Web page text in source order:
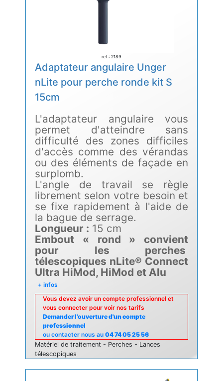
ref : 2189
Adaptateur angulaire Unger
nLite pour perche ronde kit S
15cm
L'adaptateur angulaire vous
permet d'atteindre sans
difficulté des zones difficiles
d'accès comme des vérandas
ou des éléments de façade en
surplomb.
L'angle de travail se règle
librement selon votre besoin et
se fixe rapidement à l'aide de
la bague de serrage.
Longueur : 15 cm
Embout « rond » convient
pour les perches
télescopiques nLite® Connect
Ultra HiMod, HiMod et Alu
+ infos
Vous devez avoir un compte professionnel et
vous connecter pour voir nos tarifs
Demander l'ouverture d'un compte
professionnel
ou contacter nous au 04 74 05 25 56
Matériel de traitement - Perches - Lances
télescopiques